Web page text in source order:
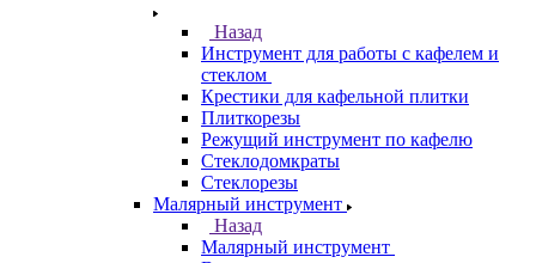
Назад
Инструмент для работы с кафелем и
стеклом
Крестики для кафельной плитки
Плиткорезы
Режущий инструмент по кафелю
Стеклодомкраты
Стеклорезы
Малярный инструмент
Назад
Малярный инструмент